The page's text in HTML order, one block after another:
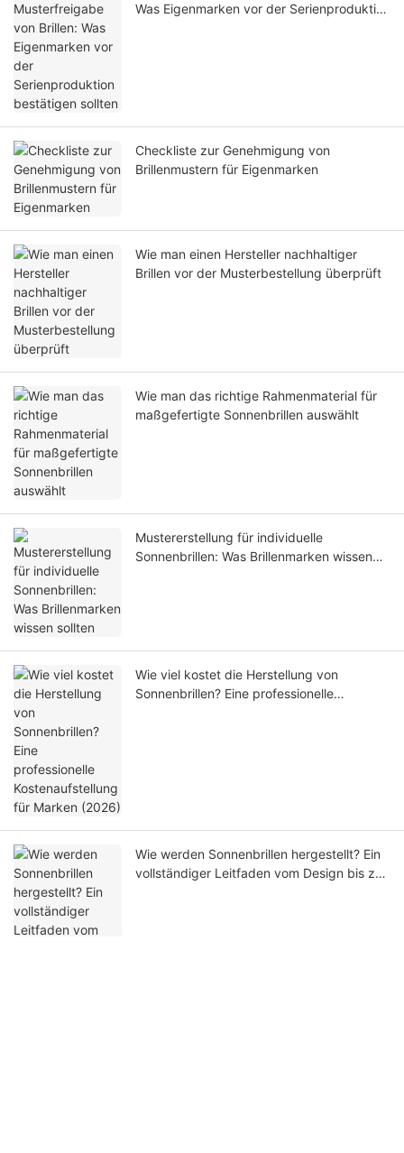
Was Eigenmarken vor der Serienproduktion
Checkliste zur Genehmigung von
Brillenmustern für Eigenmarken
Wie man einen Hersteller nachhaltiger
Brillen vor der Musterbestellung überprüft
Wie man das richtige Rahmenmaterial für
maßgefertigte Sonnenbrillen auswählt
Mustererstellung für individuelle
Sonnenbrillen: Was Brillenmarken wissen
Wie viel kostet die Herstellung von
Sonnenbrillen? Eine professionelle
Wie werden Sonnenbrillen hergestellt? Ein
vollständiger Leitfaden vom Design bis zur